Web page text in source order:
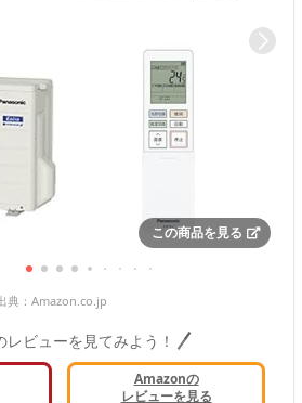
この商品を見る
典： Amazon.co.jp
レビューを見てみよう！
Amazonの
レビューを見る